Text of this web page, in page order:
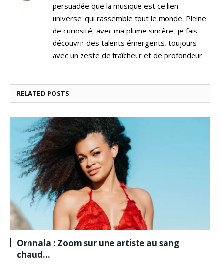
persuadée que la musique est ce lien
universel qui rassemble tout le monde. Pleine
de curiosité, avec ma plume sincère, je fais
découvrir des talents émergents, toujours
avec un zeste de fraîcheur et de profondeur.
RELATED POSTS
Ornnala : Zoom sur une artiste au sang
chaud…